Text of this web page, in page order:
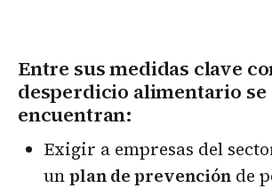
Entre sus medidas clave
desperdicio alimentario se
encuentran:
Exigir a empresas del
unplan de prevenciónde